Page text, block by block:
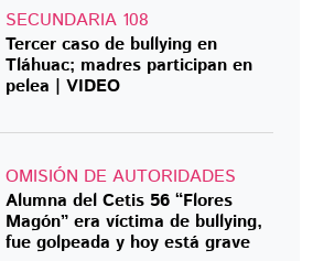
SECUNDARIA 108
Tercer caso de bullying en
Tláhuac; madres participan en
pelea | VIDEO
OMISIÓN DE AUTORIDADES
Alumna del Cetis 56 “Flores
Magón” era víctima de bullying,
fue golpeada y hoy está grave